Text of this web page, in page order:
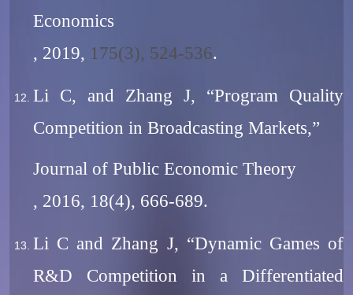
Economics
, 2019, 175(3), 524-536.
Li C, and Zhang J, “Program Quality
Competition in Broadcasting Markets,”
Journal of Public Economic Theory
, 2016, 18(4), 666-689.
Li C and Zhang J, “Dynamic Games of
R&D Competition in a Differentiated